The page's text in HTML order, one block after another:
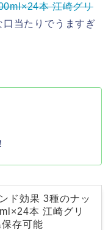
本 江崎グリ
当たりでうますぎ
ド効果 3種のナッ
本 江崎グリ
存可能